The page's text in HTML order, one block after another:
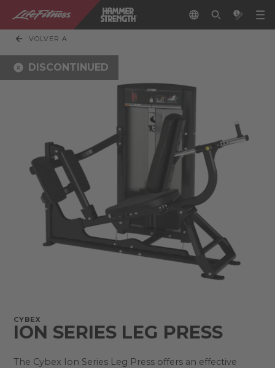
VOLVER A
DISCONTINUED
CYBEX
ION SERIES LEG PRESS
The Cybex Ion Series Leg Press offers an effective